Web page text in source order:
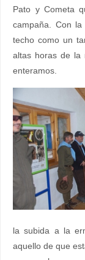
Pato y Cometa
campaña. Con
techo como un
altas horas de la
enteramos.
la subida a la
aquello de que